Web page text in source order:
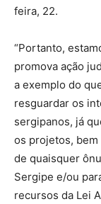
feira, 22.
“Portanto,
promova ação
a exemplo do
resguardar os
sergipanos, já
os projetos, bem
de quaisquer
Sergipe e/ou
recursos da Lei